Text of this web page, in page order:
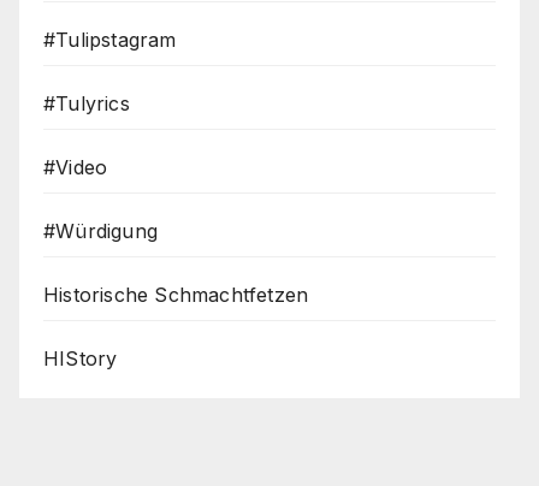
#Tulipstagram
#Tulyrics
#Video
#Würdigung
Historische Schmachtfetzen
HIStory